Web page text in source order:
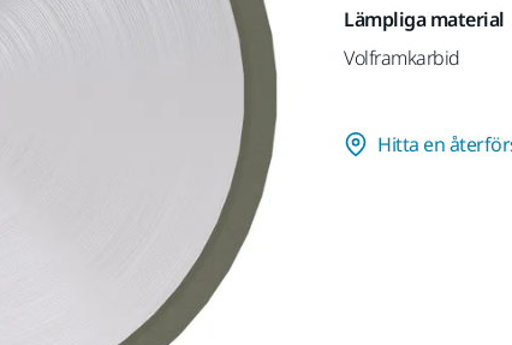
Lämpliga material
Volframkarbid
Hitta en